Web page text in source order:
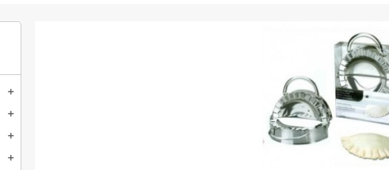
add
add
add
add